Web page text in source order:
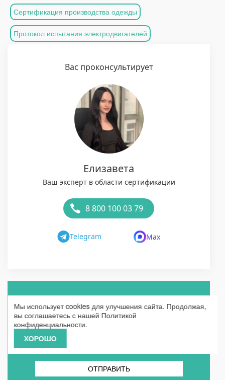
Сертификация производства одежды
Протокол испытания электродвигателей
Вас проконсультирует
Елизавета
Ваш эксперт в области сертификации
8 800 100 03 79
Telegram Max
Получить бесплатную консультацию по
сертификации
ОТПРАВИТЬ
Мы использует cookies для улучшения сайта. Продолжая,
вы соглашаетесь с нашей Политикой
конфиденциальности.
ХОРОШО